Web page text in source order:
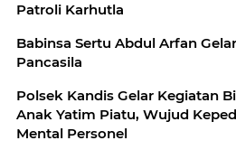
Patroli Karhutla
Babinsa Sertu Abdul Arfan
Pancasila
Polsek Kandis Gelar Kegiatan
Anak Yatim Piatu, Wujud
Mental Personel